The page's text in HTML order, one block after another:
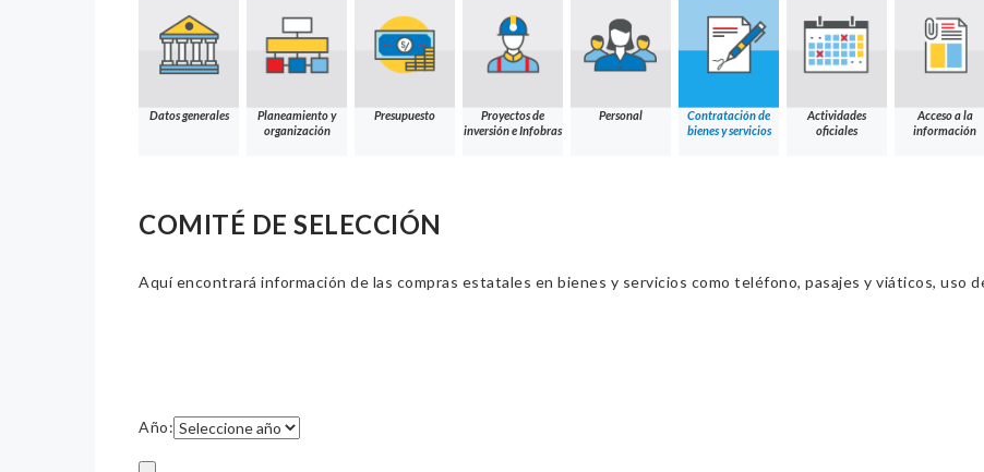
Datos generales
Planeamiento y
organización
Presupuesto
Proyectos de
inversión e Infobras
Personal
Contratación de
bienes y servicios
Actividades
oficiales
Acceso a la
información
COMITÉ DE SELECCIÓN
Aquí encontrará información de las compras estatales en bienes y servicios como teléfono, pasajes y viáticos, uso
Año: